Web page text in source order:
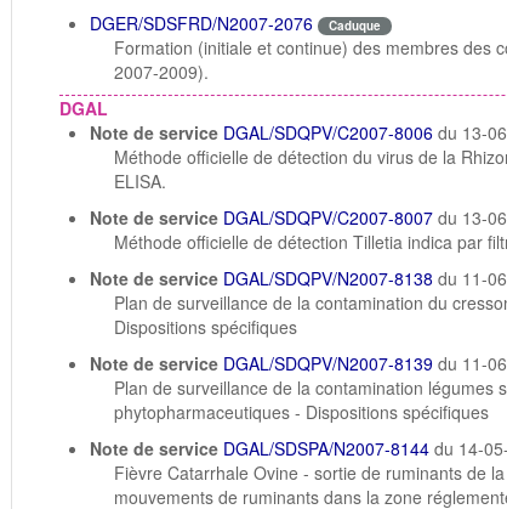
DGER/SDSFRD/N2007-2076
Caduque
Formation (initiale et continue) des membres des
2007-2009).
DGAL
Note de service DGAL/SDQPV/C2007-8006 du 13-
Méthode officielle de détection du virus de la
ELISA.
Note de service DGAL/SDQPV/C2007-8007 du 13-
Méthode officielle de détection Tilletia indica par
Note de service DGAL/SDQPV/N2007-8138 du 11-
Plan de surveillance de la contamination du
Dispositions spécifiques
Note de service DGAL/SDQPV/N2007-8139 du 11-
Plan de surveillance de la contamination légumes
phytopharmaceutiques - Dispositions spécifiques
Note de service DGAL/SDSPA/N2007-8144 du 14-
Fièvre Catarrhale Ovine - sortie de ruminants de
mouvements de ruminants dans la zone